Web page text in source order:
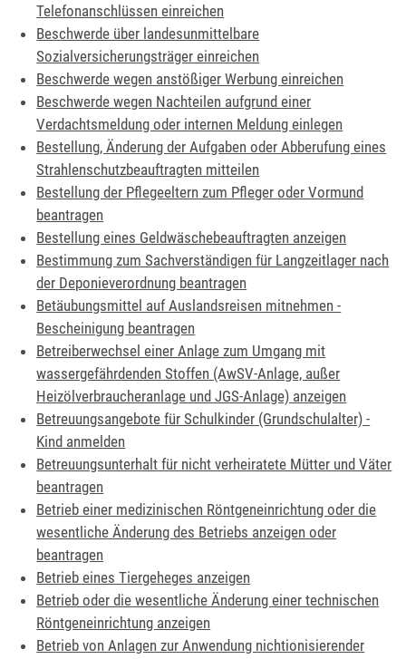
Telefonanschlüssen einreichen
Beschwerde über landesunmittelbare
Sozialversicherungsträger einreichen
Beschwerde wegen anstößiger Werbung einreichen
Beschwerde wegen Nachteilen aufgrund einer
Verdachtsmeldung oder internen Meldung einlegen
Bestellung, Änderung der Aufgaben oder Abberufung eines
Strahlenschutzbeauftragten mitteilen
Bestellung der Pflegeeltern zum Pfleger oder Vormund
beantragen
Bestellung eines Geldwäschebeauftragten anzeigen
Bestimmung zum Sachverständigen für Langzeitlager nach
der Deponieverordnung beantragen
Betäubungsmittel auf Auslandsreisen mitnehmen -
Bescheinigung beantragen
Betreiberwechsel einer Anlage zum Umgang mit
wassergefährdenden Stoffen (AwSV-Anlage, außer
Heizölverbraucheranlage und JGS-Anlage) anzeigen
Betreuungsangebote für Schulkinder (Grundschulalter) -
Kind anmelden
Betreuungsunterhalt für nicht verheiratete Mütter und Väter
beantragen
Betrieb einer medizinischen Röntgeneinrichtung oder die
wesentliche Änderung des Betriebs anzeigen oder
beantragen
Betrieb eines Tiergeheges anzeigen
Betrieb oder die wesentliche Änderung einer technischen
Röntgeneinrichtung anzeigen
Betrieb von Anlagen zur Anwendung nichtionisierender